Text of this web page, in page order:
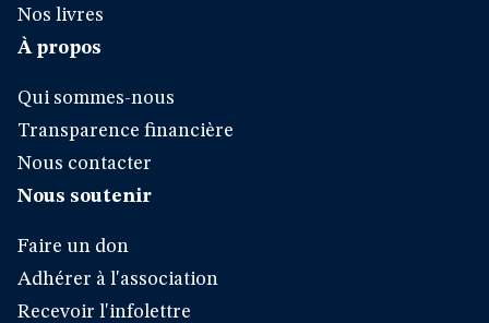
Nos livres
À propos
Qui sommes-nous
Transparence financière
Nous contacter
Nous soutenir
Faire un don
Adhérer à l'association
Recevoir l'infolettre